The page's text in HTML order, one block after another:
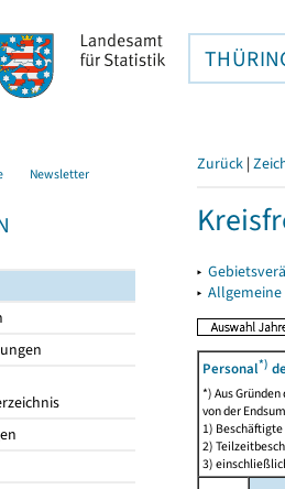
Newsletter Zurück |
▸
▸
Personal*)
*) Aus
von der
1)
2)
3)